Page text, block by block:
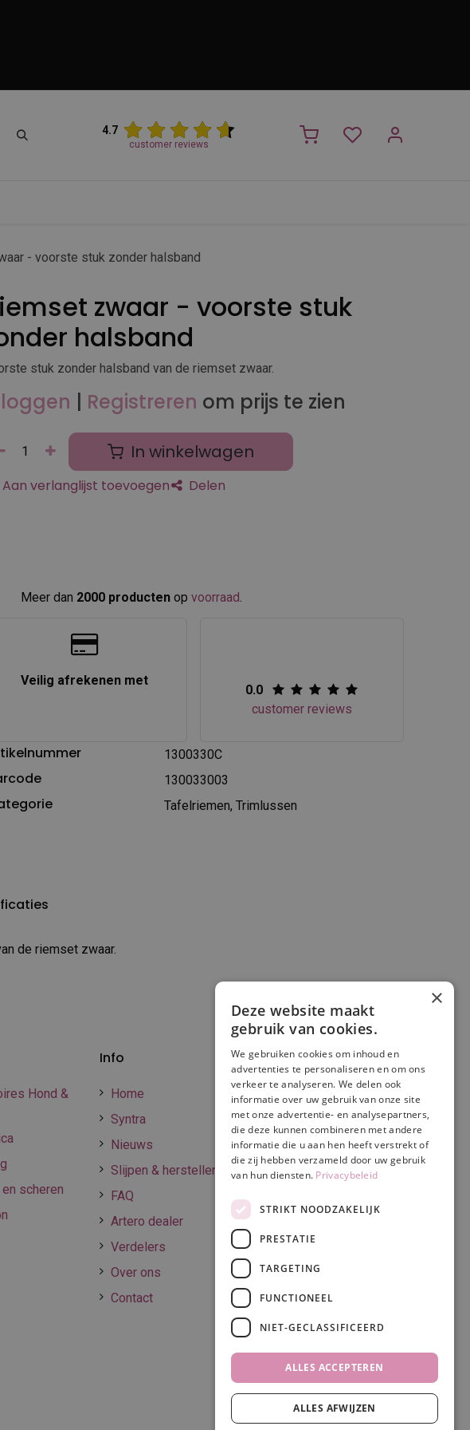
4.7
customer reviews
- voorste stuk zonder halsband
zwaar - voorste stuk
halsband
stuk zonder halsband van de riemset zwaar.
| Registreren om prijs te zien
In winkelwagen
Aan verlanglijst toevoegen Delen
Meer dan 2000 producten op voorraad
Veilig afrekenen met
0.0
customer reviews
1300330C
130033003
Tafelriemen, Trimlussen
de riemset zwaar.
Info
Home
Syntra
Nieuws
Slijpen & herstellen
FAQ
Artero dealer
Verdelers
Over ons
Contact
Hond &
scheren
Verzenden en
betalen
Online betalen
Retourneren
Algemene
voorwaarden
Privacy & Cookie
×
Deze website maakt
gebruik van cookies.
We gebruiken cookies om inhoud en
advertenties te personaliseren en om ons
verkeer te analyseren. We delen ook
informatie over uw gebruik van onze site
met onze advertentie- en analysepartners,
die deze kunnen combineren met andere
informatie die u aan hen heeft verstrekt of
die zij hebben verzameld door uw gebruik
van hun diensten. Privacybeleid
STRIKT NOODZAKELIJK
PRESTATIE
TARGETING
FUNCTIONEEL
NIET-GECLASSIFICEERD
ALLES ACCEPTEREN
ALLES AFWIJZEN